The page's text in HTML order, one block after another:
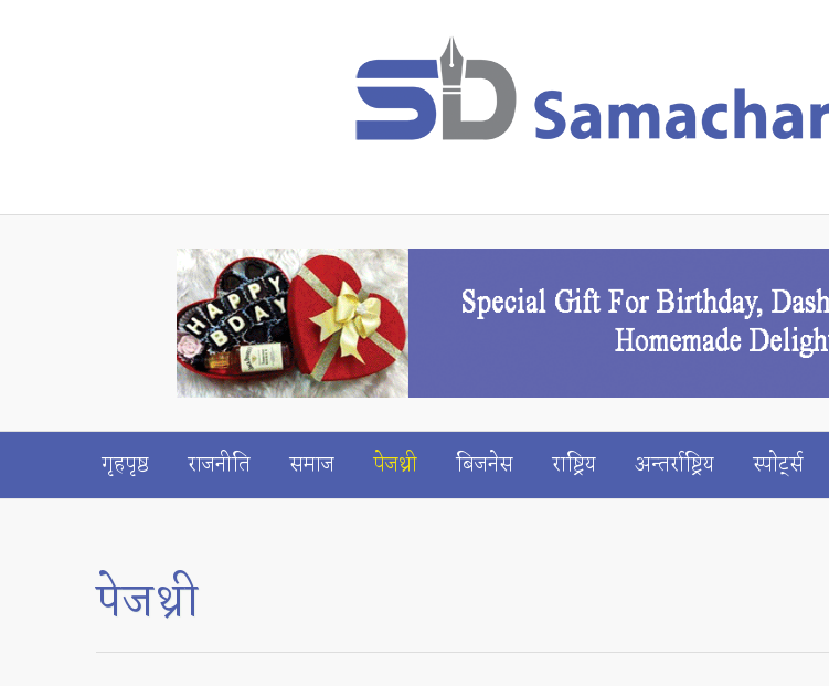
गृहपृष्ठ राजनीति समाज पेजथ्री बिजनेस राष्ट्रिय अन्तर्राष्ट्रिय स्पाेर्ट्स
पेजथ्री